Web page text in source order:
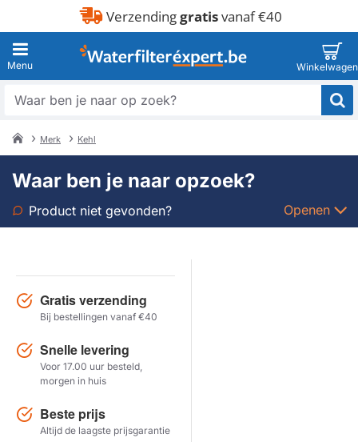
Verzendinggratisvanaf €40
Waar
zoek?
Merk Kehl
Waar ben je naar opzoek?
Product niet gevonden? Openen
TOON PRODUCTEN
Gratis verzending
Bij bestellingen vanaf €40
Snelle levering
Voor 17.00 uur besteld,
morgen in huis
Beste prijs
Altijd de laagste prijsgarantie